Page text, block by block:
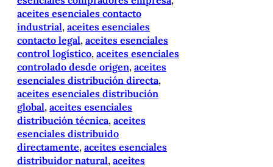
aceites esenciales contacto
industrial, aceites esenciales
contacto legal, aceites esenciales
control logístico, aceites esenciales
controlado desde origen, aceites
esenciales distribución directa
aceites esenciales distribución
global, aceites esenciales
distribución técnica, aceites
esenciales distribuido
directamente, aceites esenciales
distribuidor natural, aceites